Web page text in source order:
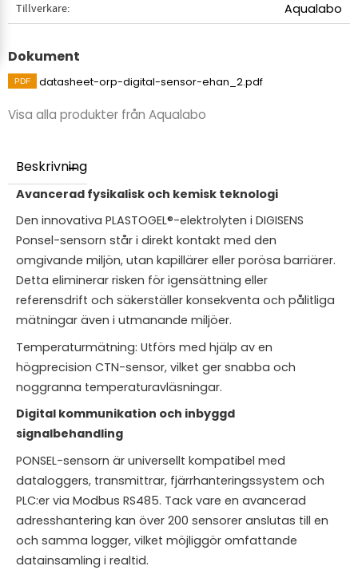
Tillverkare
Aqualabo
Dokument
datasheet-orp-digital-sensor-ehan_2.pdf
Visa alla produkter från Aqualabo
Beskrivning
Avancerad fysikalisk och kemisk teknologi
Den innovativa PLASTOGEL®-elektrolyten i DIGISENS
Ponsel-sensorn står i direkt kontakt med den
omgivande miljön, utan kapillärer eller porösa barriärer.
Detta eliminerar risken för igensättning eller
referensdrift och säkerställer konsekventa och pålitliga
mätningar även i utmanande miljöer.
Temperaturmätning: Utförs med hjälp av en
högprecision CTN-sensor, vilket ger snabba och
noggranna temperaturavläsningar.
Digital kommunikation och inbyggd
signalbehandling
PONSEL-sensorn är universellt kompatibel med
dataloggers, transmittrar, fjärrhanteringssystem och
PLC:er via Modbus RS485. Tack vare en avancerad
adresshantering kan över 200 sensorer anslutas till en
och samma logger, vilket möjliggör omfattande
datainsamling i realtid.